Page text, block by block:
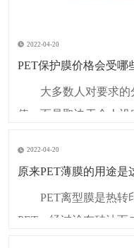
2022-04-20
PET保护膜价格会受哪
大多数人对要求的
值，而是取决于个人
响PET保护膜价格的
2022-04-20
原来PET薄膜的用途是
PET离型膜是热转
PET，经过涂布硅油而